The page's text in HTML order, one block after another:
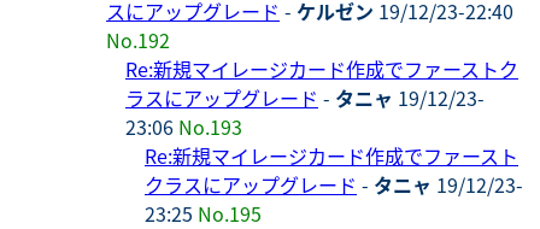
スにアップグレード - ケルゼン 19/12/23-22:40
No.192
Re:新規マイレージカード作成でファーストク
ラスにアップグレード - タニャ 19/12/23-
23:06 No.193
Re:新規マイレージカード作成でファースト
クラスにアップグレード - タニャ 19/12/23-
23:25 No.195